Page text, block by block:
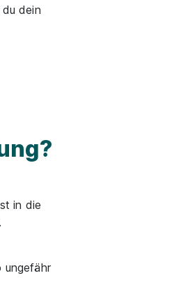
dein
in die
ungefähr